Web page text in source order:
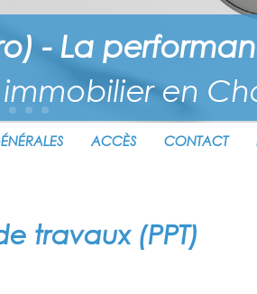
- La
en
ACCÈS CONTACT
travaux (PPT)